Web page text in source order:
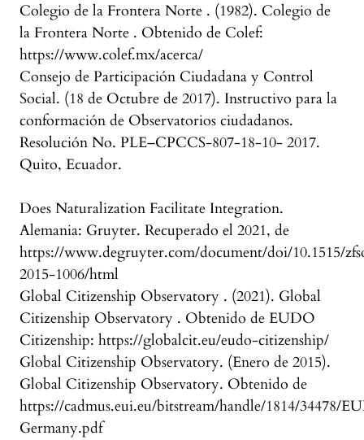
Colegio de la Frontera Norte . (1982). Colegio de
la Frontera Norte . Obtenido de Colef:
https://www.colef.mx/acerca/
Consejo de Participación Ciudadana y Control
Social. (18 de Octubre de 2017). Instructivo para la
conformación de Observatorios ciudadanos.
Resolución No. PLE–CPCCS-807-18-10- 2017.
Quito, Ecuador.
Does Naturalization Facilitate Integration.
Alemania: Gruyter. Recuperado el 2021, de
https://www.degruyter.com/document/doi/10.1515/
2015-1006/html
Global Citizenship Observatory . (2021). Global
Citizenship Observatory . Obtenido de EUDO
Citizenship: https://globalcit.eu/eudo-citizenship/
Global Citizenship Observatory. (Enero de 2015).
Global Citizenship Observatory. Obtenido de
https://cadmus.eui.eu/bitstream/handle/1814/34478/
Germany.pdf